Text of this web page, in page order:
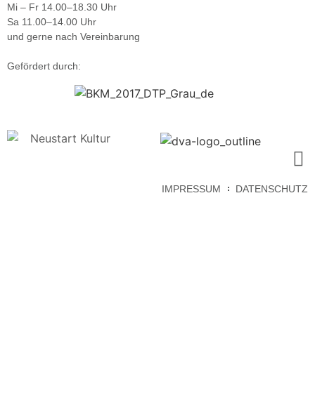
Mi – Fr 14.00–18.30 Uhr
Sa 11.00–14.00 Uhr
und gerne nach Vereinbarung
Gefördert durch:
IMPRESSUM DATENSCHUTZ